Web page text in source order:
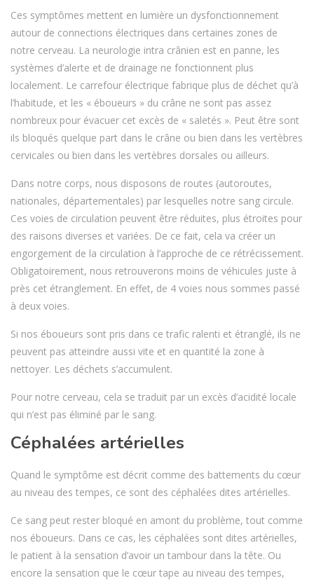
Ces symptômes mettent en lumière un dysfonctionnement
autour de connections électriques dans certaines zones de
notre cerveau. La neurologie intra crânien est en panne, les
systèmes d’alerte et de drainage ne fonctionnent plus
localement. Le carrefour électrique fabrique plus de déchet qu’à
l’habitude, et les « éboueurs » du crâne ne sont pas assez
nombreux pour évacuer cet excès de « saletés ». Peut être sont
ils bloqués quelque part dans le crâne ou bien dans les vertèbres
cervicales ou bien dans les vertèbres dorsales ou ailleurs.
Dans notre corps, nous disposons de routes (autoroutes,
nationales, départementales) par lesquelles notre sang circule.
Ces voies de circulation peuvent être réduites, plus étroites pour
des raisons diverses et variées. De ce fait, cela va créer un
engorgement de la circulation à l’approche de ce rétrécissement.
Obligatoirement, nous retrouverons moins de véhicules juste à
près cet étranglement. En effet, de 4 voies nous sommes passé
à deux voies.
Si nos éboueurs sont pris dans ce trafic ralenti et étranglé, ils ne
peuvent pas atteindre aussi vite et en quantité la zone à
nettoyer. Les déchets s’accumulent.
Pour notre cerveau, cela se traduit par un excès d’acidité locale
qui n’est pas éliminé par le sang.
Céphalées artérielles
Quand le symptôme est décrit comme des battements du cœur
au niveau des tempes, ce sont des céphalées dites artérielles.
Ce sang peut rester bloqué en amont du problème, tout comme
nos éboueurs. Dans ce cas, les céphalées sont dites artérielles,
le patient à la sensation d’avoir un tambour dans la tête. Ou
encore la sensation que le cœur tape au niveau des tempes,